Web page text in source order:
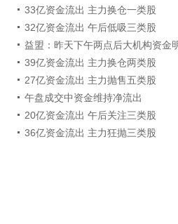
33亿资金流出 主力换仓一类股
32亿资金流出 午后低吸三类股
益盟：昨天下午两点后大机构资金
39亿资金流出 主力换仓两类股
27亿资金流出 主力抛售五类股
午盘成交中资金维持净流出
20亿资金流出 午后关注三类股
36亿资金流出 主力狂抛三类股